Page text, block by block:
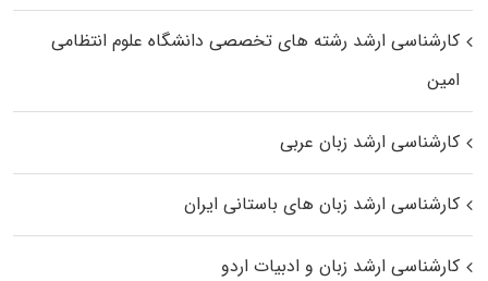
کارشناسی ارشد رﺷﺘﻪ ﻫﺎی تخصصی داﻧﺸﮕﺎه ﻋﻠﻮم انتظامی
اﻣﻴﻦ
کارشناسی ارشد زبان عربی
کارشناسی ارشد زبان‌ های باستانی ایران
کارشناسی ارشد زبان و ادبیات اردو